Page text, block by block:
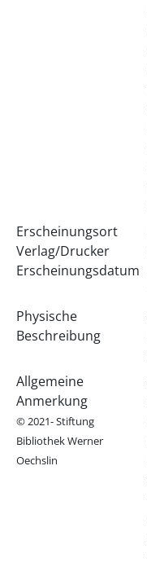
Erscheinungsort
Verlag/Drucker
Erscheinungsdatum
Physische
Beschreibung
Allgemeine
Anmerkung
© 2021- Stiftung
Bibliothek Werner
Oechslin